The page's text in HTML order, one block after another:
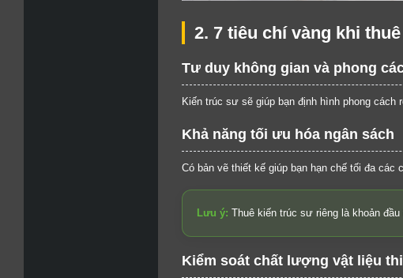
2. 7 tiêu chí vàng khi
Tư duy không gian và phong
Kiến trúc sư sẽ giúp bạn định hình phong cách
Khả năng tối ưu hóa ngân sách
Có bản vẽ thiết kế giúp bạn hạn chế tối đa
Lưu ý: Thuê kiến trúc sư riêng là khoản
Kiểm soát chất lượng vật liệu